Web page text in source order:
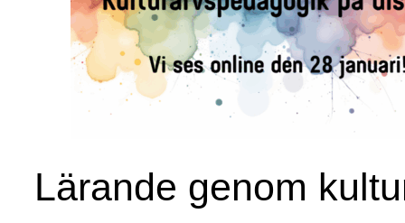
Lärande genom